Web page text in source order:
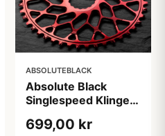
ABSOLUTEBLACK
Absolute Black
Singlespeed Klinge
Montering Rød
699,00 kr